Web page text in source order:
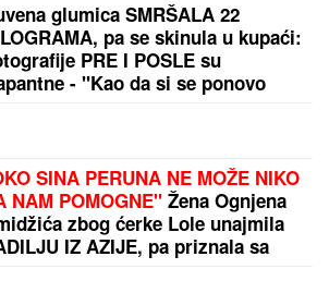
glumica SMRŠALA 22
pa se skinula u kupaći:
PRE I POSLE su
- "Kao da si se ponovo
SINA PERUNA NE MOŽE NIKO
NAM POMOGNE" Žena Ognjena
zbog ćerke Lole unajmila
IZ AZIJE, pa priznala sa